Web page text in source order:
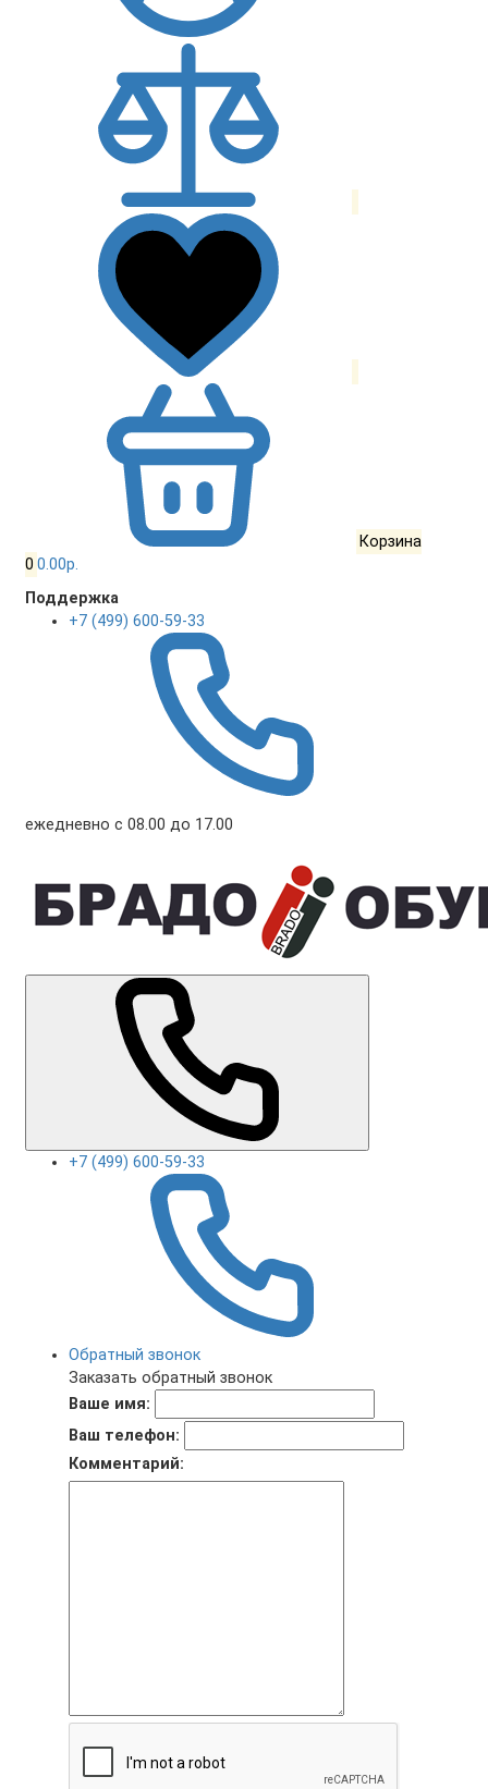
Корзина
0 0.00р.
Поддержка
+7 (499) 600-59-33
ежедневно с 08.00 до 17.00
+7 (499) 600-59-33
Обратный звонок
Заказать обратный звонок
Ваше имя:
Ваш телефон:
Комментарий: